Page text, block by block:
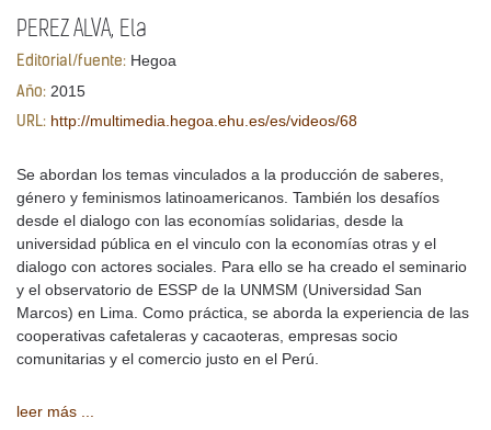
PEREZ ALVA, Ela
Editorial/fuente: Hegoa
Año: 2015
URL: http://multimedia.hegoa.ehu.es/es/videos/68
Se abordan los temas vinculados a la producción de saberes,
género y feminismos latinoamericanos. También los desafíos
desde el dialogo con las economías solidarias, desde la
universidad pública en el vinculo con la economías otras y el
dialogo con actores sociales. Para ello se ha creado el seminario
y el observatorio de ESSP de la UNMSM (Universidad San
Marcos) en Lima. Como práctica, se aborda la experiencia de las
cooperativas cafetaleras y cacaoteras, empresas socio
comunitarias y el comercio justo en el Perú.
leer más ...